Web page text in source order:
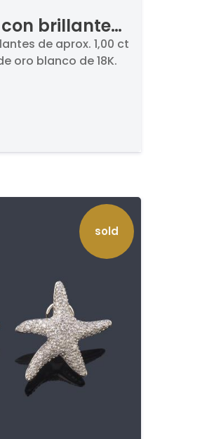
brillantes
en total.
de aprox. 1,00 ct
oro blanco de 18K.
sold